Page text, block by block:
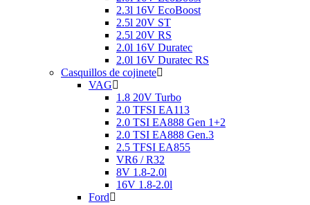
2.3l 16V EcoBoost
2.5l 20V ST
2.5l 20V RS
2.0l 16V Duratec
2.0l 16V Duratec RS
Casquillos de cojinete
VAG
1.8 20V Turbo
2.0 TFSI EA113
2.0 TSI EA888 Gen 1+2
2.0 TSI EA888 Gen.3
2.5 TFSI EA855
VR6 / R32
8V 1.8-2.0l
16V 1.8-2.0l
Ford